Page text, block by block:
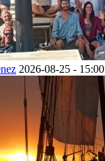
2026-08-25 - 15:00